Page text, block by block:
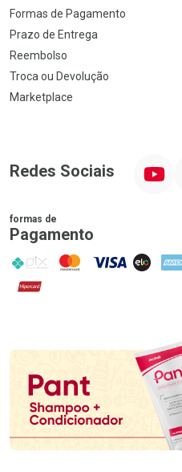
Formas de Pagamento
Prazo de Entrega
Reembolso
Troca ou Devolução
Marketplace
Redes Sociais
formas de
Pagamento
PIX MasterCard
VISA ELO
Hipercard
Promoção em